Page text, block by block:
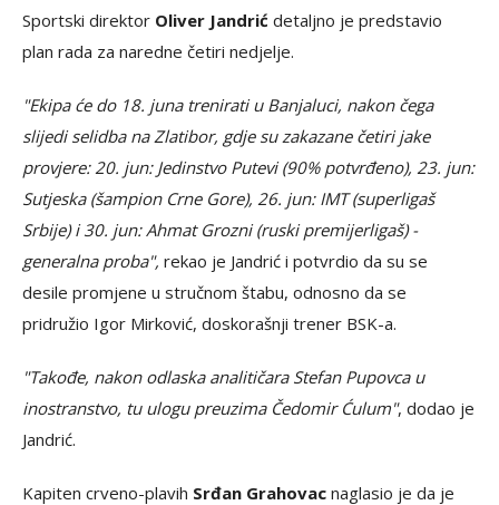
Sportski direktor Oliver Jandrić detaljno je predstavio
plan rada za naredne četiri nedjelje.
"Ekipa će do 18. juna trenirati u Banjaluci, nakon čega
slijedi selidba na Zlatibor, gdje su zakazane četiri jake
provjere: 20. jun: Jedinstvo Putevi (90% potvrđeno), 23. jun:
Sutjeska (šampion Crne Gore), 26. jun: IMT (superligaš
Srbije) i 30. jun: Ahmat Grozni (ruski premijerligaš) -
generalna proba", rekao je Jandrić i potvrdio da su se
desile promjene u stručnom štabu, odnosno da se
pridružio Igor Mirković, doskorašnji trener BSK-a.
"Takođe, nakon odlaska analitičara Stefan Pupovca u
inostranstvo, tu ulogu preuzima Čedomir Ćulum", dodao je
Jandrić.
Kapiten crveno-plavih Srđan Grahovac naglasio je da je